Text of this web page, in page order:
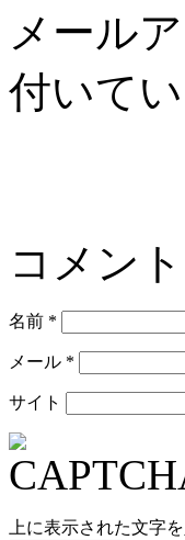
メール
付いて
コメント
名前 *
メール *
サイト
上に表示された文字